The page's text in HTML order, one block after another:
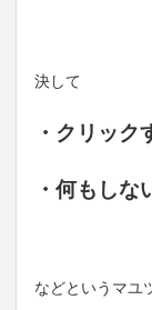
決して
・クリック
・何もしな
などというマユ